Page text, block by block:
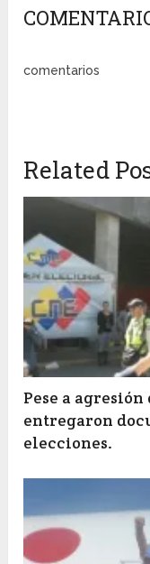
comentarios
Related
Pese a
entregaron
elecciones.